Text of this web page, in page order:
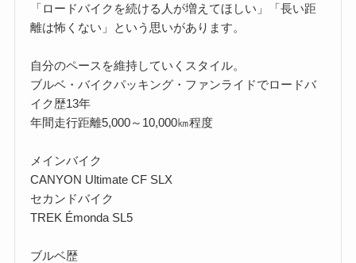
「ロードバイクを続ける人が増えてほしい」「長い距
離は怖くない」という思いがあります。
自分のペースを維持していくスタイル。
ブルベ・バイクパッキング・ファンライドでロードバ
イク歴13年
年間走行距離5,000～10,000㎞程度
メインバイク
CANYON Ultimate CF SLX
セカンドバイク
TREK Émonda SL5
ブルベ歴